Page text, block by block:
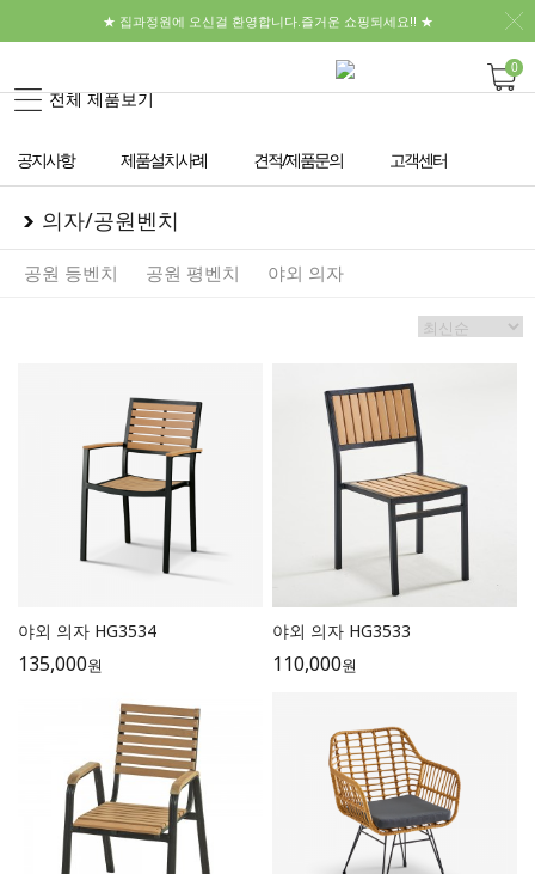
★ 집과정원에 오신걸 환영합니다.즐거운 쇼핑되세요!! ★
전체 제품보기
0
공지사항 제품설치사례 견적/제품문의 고객센터
의자/공원벤치
공원 등벤치 공원 평벤치 야외 의자
야외 의자 HG3534
135,000원
야외 의자 HG3533
110,000원